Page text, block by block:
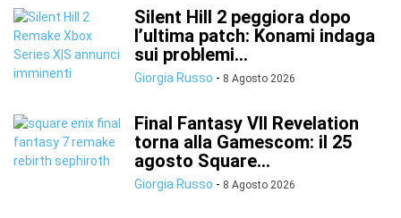
Silent Hill 2 peggiora dopo
l’ultima patch: Konami indaga
sui problemi...
Giorgia Russo - 8 Agosto 2026
Final Fantasy VII Revelation
torna alla Gamescom: il 25
agosto Square...
Giorgia Russo - 8 Agosto 2026